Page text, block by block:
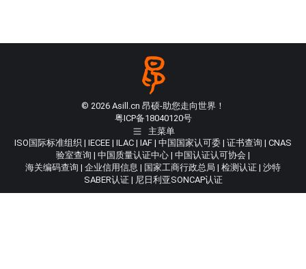
© 2026 Asill.cn 昂硕-助您走向世界！
粤ICP备18040120号
主菜单
ISO国际标准组织 | IECEE | ILAC | IAF | 中国国家认可委 | 证书查询 | CNAS
验室查询 | 中国质量认证中心 | 中国认证认可协会 |
海关编码查询 | 企业信用信息 | 国家工商行政总局 | 检测认证 | 沙特
SABER认证| 尼日利亚SONCAP认证